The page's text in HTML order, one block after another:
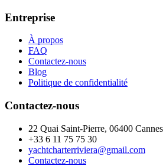
Entreprise
À propos
FAQ
Contactez-nous
Blog
Politique de confidentialité
Contactez-nous
22 Quai Saint-Pierre, 06400
+33 6 11 75 75 30
yachtcharterriviera@gmail.com
Contactez-nous